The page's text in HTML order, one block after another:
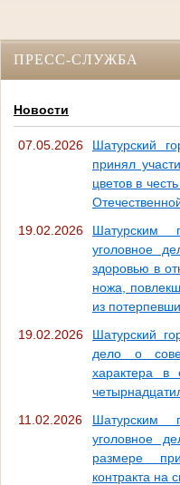
ПРЕСС-СЛУЖБА
Новости
07.05.2026
Шатурский
принял
цветов в
19.02.2026
Шатурским
уголовное
здоровью в
ножа,
из
19.02.2026
Шатурский
дело о
характера в
11.02.2026
Шатурским
уголовное
размере
контракта на